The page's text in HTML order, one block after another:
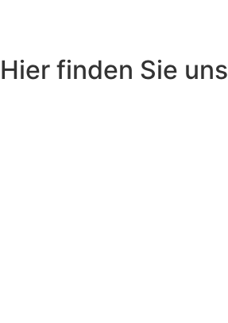
Hier finden Sie uns